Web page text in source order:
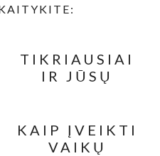
TIKRIAUSIAI
IR JŪSŲ
TRANSRIEBALŲ,
KARTU SU
KAIP ĮVEIKTI
VAIKŲ